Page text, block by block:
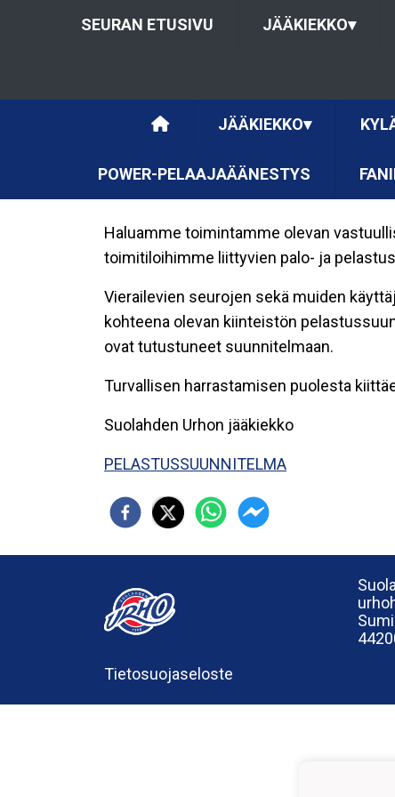
SEURAN ETUSIVU JÄÄKIEKKO▾
JÄÄKIEKKO▾
POWER-PELAAJAÄÄNESTYS
Haluamme toimintamme olevan
toimitiloihimme liittyvien palo- ja
Vierailevien seurojen sekä muiden
kohteena olevan kiinteistön
ovat tutustuneet suunnitelmaan.
Turvallisen harrastamisen puolesta
Suolahden Urhon jääkiekko
PELASTUSSUUNNITELMA
Tietosuojaseloste